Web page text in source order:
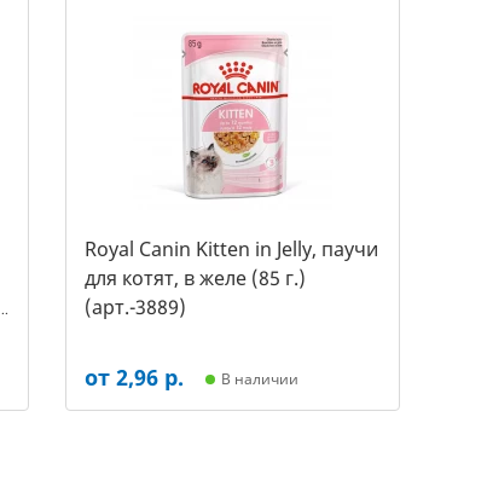
Royal Canin Kitten in Jelly, паучи
для котят, в желе (85 г.)
(арт.-3889)
от 2,96 р. В наличии